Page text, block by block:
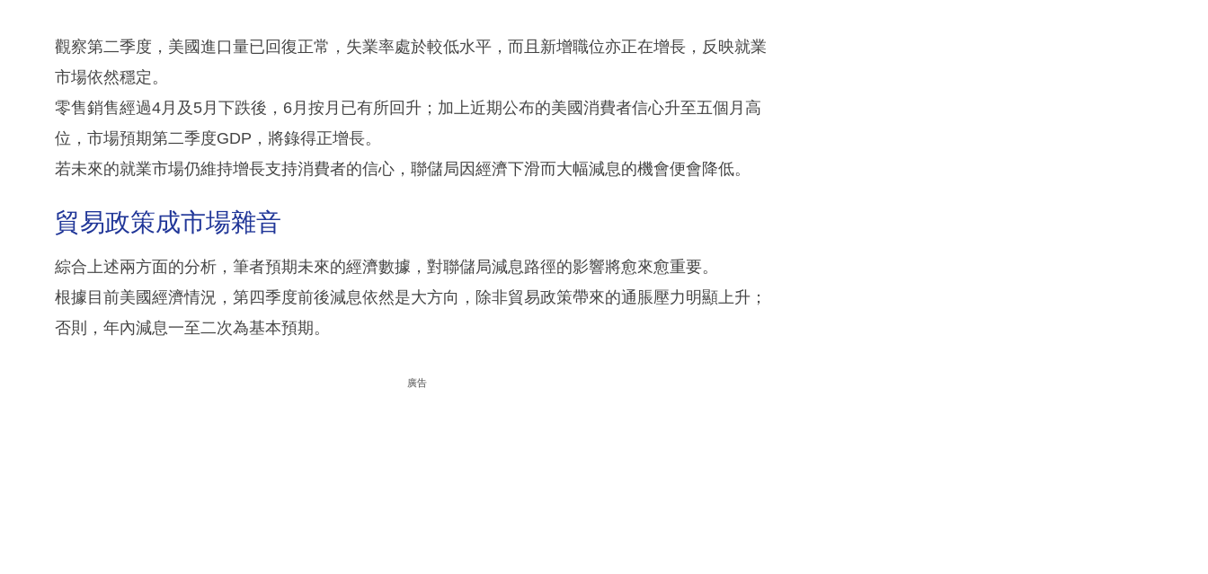
觀察第二季度，美國進口量已回復正常，失業率處於較低水平，而且新增職位亦正在增長，反映就業
市場依然穩定。
零售銷售經過4月及5月下跌後，6月按月已有所回升；加上近期公布的美國消費者信心升至五個月高
位，市場預期第二季度GDP，將錄得正增長。
若未來的就業市場仍維持增長支持消費者的信心，聯儲局因經濟下滑而大幅減息的機會便會降低。
貿易政策成市場雜音
綜合上述兩方面的分析，筆者預期未來的經濟數據，對聯儲局減息路徑的影響將愈來愈重要。
根據目前美國經濟情況，第四季度前後減息依然是大方向，除非貿易政策帶來的通脹壓力明顯上升；
否則，年內減息一至二次為基本預期。
廣告